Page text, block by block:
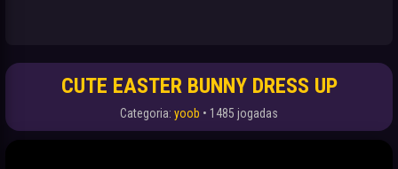
CUTE EASTER BUNNY DRESS UP
Categoria: yoob • 1485 jogadas